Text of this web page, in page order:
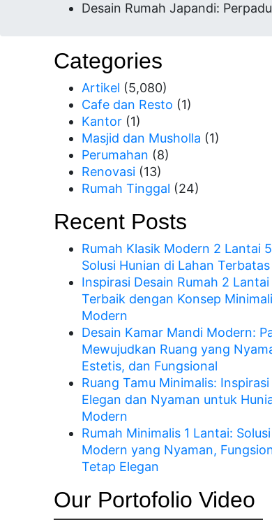
Desain Rumah Japandi:
Categories
Artikel (5,080)
Cafe dan Resto (1)
Kantor (1)
Masjid dan Musholla (1)
Perumahan (8)
Renovasi (13)
Rumah Tinggal (24)
Recent Posts
Rumah Klasik Modern 2 Lantai
Solusi Hunian di Lahan Terbatas
Inspirasi Desain Rumah 2 Lantai
Terbaik dengan Konsep
Modern
Desain Kamar Mandi Modern:
Mewujudkan Ruang yang
Estetis, dan Fungsional
Ruang Tamu Minimalis: Inspirasi
Elegan dan Nyaman untuk
Modern
Rumah Minimalis 1 Lantai:
Modern yang Nyaman,
Tetap Elegan
Our Portofolio Video